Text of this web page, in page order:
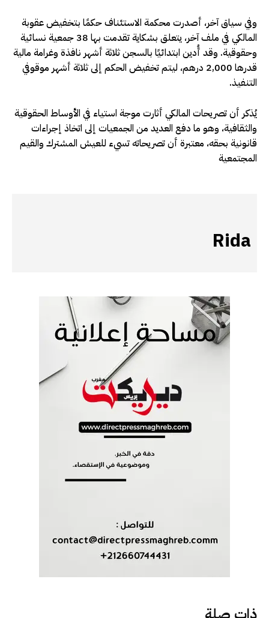
وفي سياق آخر، أصدرت محكمة الاستئناف حكمًا بتخفيض عقوبة
المالكي في ملف آخر، يتعلق بشكاية تقدمت بها 38 جمعية نسائية
وحقوقية. وقد أُدين ابتدائيًا بالسجن ثلاثة أشهر نافذة وغرامة مالية
قدرها 2,000 درهم، ليتم تخفيض الحكم إلى ثلاثة أشهر موقوفي
التنفيذ.
يُذكر أن تصريحات المالكي أثارت موجة استياء في الأوساط الحقوقية
والثقافية، وهو ما دفع العديد من الجمعيات إلى اتخاذ إجراءات
قانونية بحقه، معتبرة أن تصريحاته تسيء للعيش المشترك والقيم
المجتمعية
Rida